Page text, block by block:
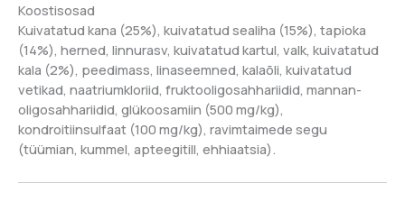
Koostisosad
Kuivatatud kana (25%), kuivatatud sealiha (15%), tapioka
(14%), herned, linnurasv, kuivatatud kartul, valk, kuivatatud
kala (2%), peedimass, linaseemned, kalaõli, kuivatatud
vetikad, naatriumkloriid, fruktooligosahhariidid, mannan-
oligosahhariidid, glükoosamiin (500 mg/kg),
kondroitiinsulfaat (100 mg/kg), ravimtaimede segu
(tüümian, kummel, apteegitill, ehhiaatsia).